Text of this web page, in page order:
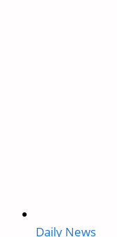
Daily News